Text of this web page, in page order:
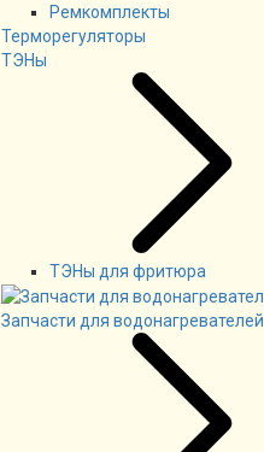
Ремкомплекты
Терморегуляторы
ТЭНы
ТЭНы для фритюра
Запчасти для водонагревателей